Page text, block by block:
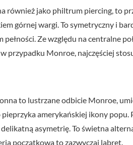
również jako philtrum piercing, to
górnej wargi. To symetryczny i
pełności. Ze względu na centralne
przypadku Monroe, najczęściej
to lustrzane odbicie Monroe,
pieprzyka amerykańskiej ikony
asymetrię. To świetna
początkowa to zazwyczaj labret.